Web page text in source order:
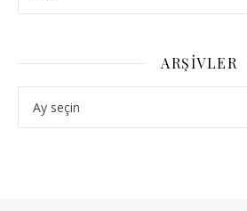
ARŞIVLER